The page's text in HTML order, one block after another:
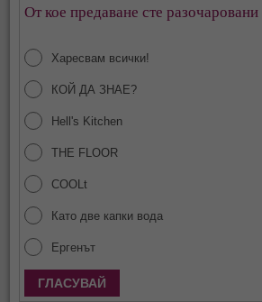
От кое предаване сте
Харесвам всички!
КОЙ ДА ЗНАЕ?
Hell's Kitchen
THE FLOOR
COOLt
Като две капки вода
Ергенът